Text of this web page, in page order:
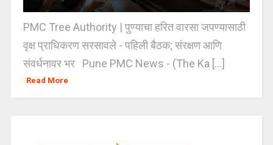
PMC Tree Authority | पुण्याचा हरित वारसा जपण्यासाठी
वृक्ष प्राधिकरण सरसावले - पहिली बैठक; संरक्षण आणि
संवर्धनावर भर Pune PMC News - (The Ka [...]
Read More